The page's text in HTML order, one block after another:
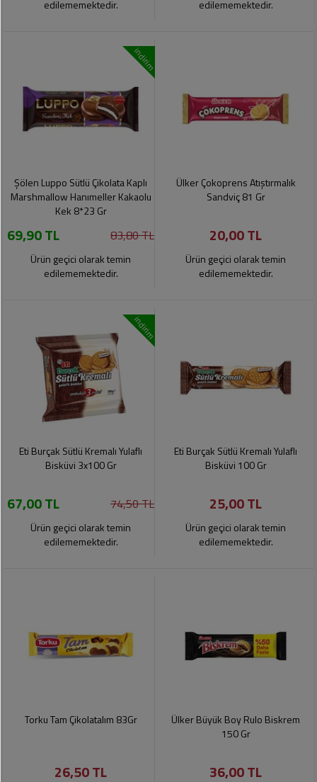
edilememektedir.
edilememektedir.
indirim
Şölen Luppo Sütlü Çikolata Kaplı
Marshmallow Hanımeller Kakaolu
Kek 8*23 Gr
69,90 TL 83,80 TL
Ürün geçici olarak temin
edilememektedir.
Ülker Çokoprens Atıştırmalık
Sandviç 81 Gr
20,00 TL
Ürün geçici olarak temin
edilememektedir.
indirim
Eti Burçak Sütlü Kremalı Yulaflı
Bisküvi 3x100 Gr
67,00 TL 74,50 TL
Ürün geçici olarak temin
edilememektedir.
Eti Burçak Sütlü Kremalı Yulaflı
Bisküvi 100 Gr
25,00 TL
Ürün geçici olarak temin
edilememektedir.
Torku Tam Çikolatalım 83Gr
26,50 TL
Ülker Büyük Boy Rulo Biskrem
150 Gr
36,00 TL